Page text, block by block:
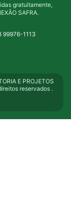
gratuitamente,
SAFRA.
99976-1113
E PROJETOS
reservados .